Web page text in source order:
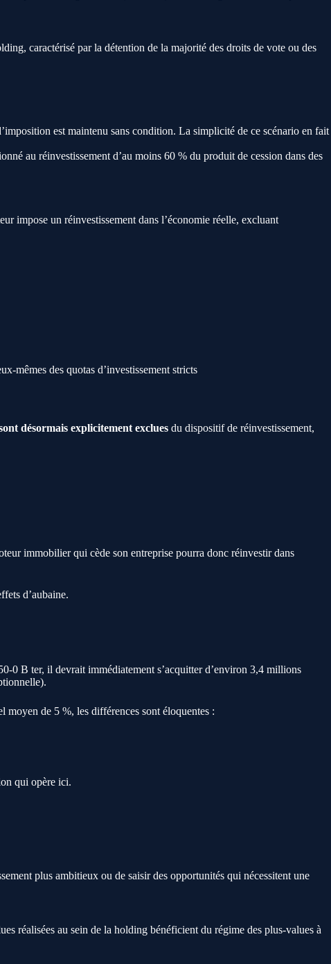
caractérisé par la détention de la majorité des droits de vote ou des
est maintenu sans condition. La simplicité de ce scénario en fait
au réinvestissement d’au moins 60 % du produit de cession dans des
impose un réinvestissement dans l’économie réelle, excluant
mêmes des quotas d’investissement stricts
désormais explicitement exclues du dispositif de réinvestissement,
immobilier qui cède son entreprise pourra donc réinvestir dans
d’aubaine.
0 B ter, il devrait immédiatement s’acquitter d’environ 3,4 millions
moyen de 5 %, les différences sont éloquentes :
qui opère ici.
plus ambitieux ou de saisir des opportunités qui nécessitent une
réalisées au sein de la holding bénéficient du régime des plus-values à